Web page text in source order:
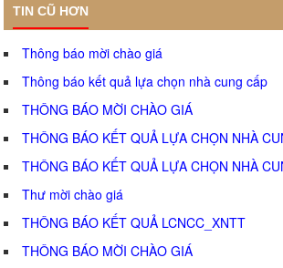
TIN CŨ HƠN
Thông báo mời chào giá
Thông báo kết quả lựa chọn nhà cung cấp
THÔNG BÁO MỜI CHÀO GIÁ
THÔNG BÁO KẾT QUẢ LỰA CHỌN NHÀ
THÔNG BÁO KẾT QUẢ LỰA CHỌN NHÀ
Thư mời chào giá
THÔNG BÁO KẾT QUẢ LCNCC_XNTT
THÔNG BÁO MỜI CHÀO GIÁ